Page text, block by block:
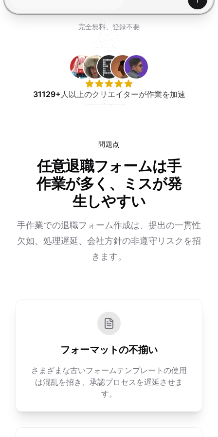
生成
完全無料、登録不要
31129+人以上のクリエイターが作業を加速
問題点
任意退職フォームは手
作業が多く、ミスが発
生しやすい
手作業での退職フォーム作成は、提出の一貫性
欠如、処理遅延、会社方針の非遵守リスクを招
きます。
フォーマットの不揃い
さまざまな古いフォームテンプレートの使用
は混乱を招き、承認プロセスを遅延させま
す。